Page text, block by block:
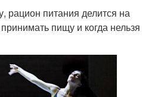
рацион питания делится на
пищу и когда нельзя